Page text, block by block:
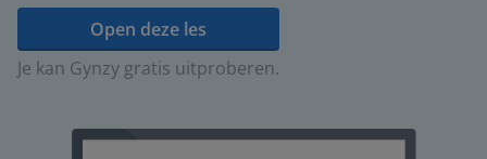
Open deze les
Je kan Gynzy gratis uitproberen.